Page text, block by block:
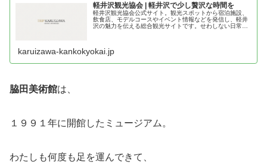
軽井沢観光協会 | 軽井沢で少し贅沢な時間を
軽井沢観光協会公式サイト。観光スポットから宿泊施設、
飲食店、モデルコースやイベント情報などを発信し、軽井
沢の魅力を伝える総合観光サイトです。せわしない日常を
karuizawa-kankokyokai.jp
脇田美術館は、
１９９１年に開館したミュージアム。
わたしも何度も足を運んできて、